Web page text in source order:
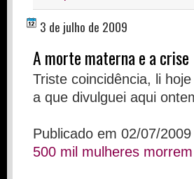
3 de julho de 2009
A morte materna e a crise
Triste coincidência, li
a que divulguei aqui
Publicado em 02/07/2009
500 mil mulheres